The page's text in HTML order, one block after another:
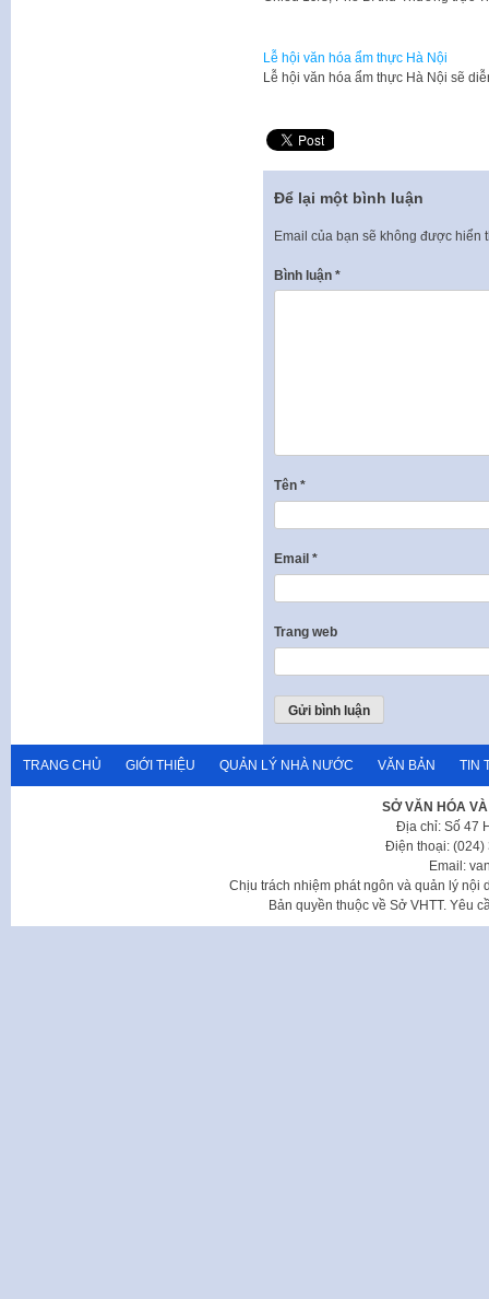
Lễ hội văn hóa ẩm thực Hà Nội
Lễ hội văn hóa ẩm thực Hà Nội sẽ
Để lại một bình luận
Email của bạn sẽ không được hiển
Bình luận *
Tên *
Email *
Trang web
TRANG CHỦ GIỚI THIỆU QUẢN LÝ NHÀ NƯỚC VĂN BẢN TIN
SỞ VĂN HÓA
Địa chỉ: Số 47
Điện thoại: (024)
Email:
Chịu trách nhiệm phát ngôn và quản lý nội
Bản quyền thuộc về Sở VHTT. Yêu